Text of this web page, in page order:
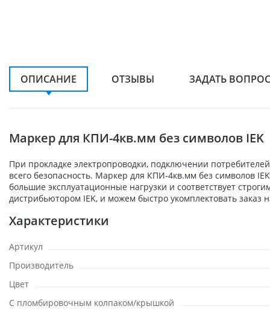
ОПИСАНИЕ ОТЗЫВЫ ЗАДАТЬ ВОПРОС
Маркер для КПИ-4кв.мм без символов IEK
При прокладке электропроводки, подключении
всего безопасность. Маркер для КПИ-4кв.мм без символов
большие эксплуатационные нагрузки и соответствует
дистрибьютором IEK, и можем быстро укомплектовать заказ
Характеристики
Артикул
Производитель
Цвет
С пломбировочным колпаком/крышкой